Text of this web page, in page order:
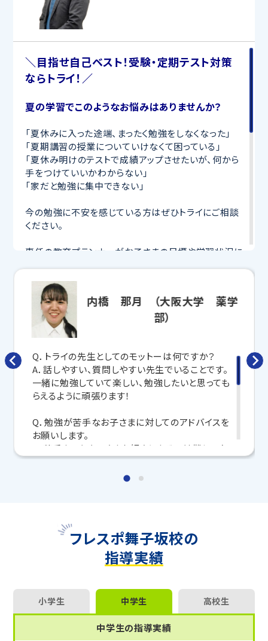
＼目指せ自己ベスト！受験・定期テスト対策
ならトライ！／
夏の学習でこのようなお悩みはありませんか？
「夏休みに入った途端、まったく勉強をしなくなった」
「夏期講習の授業についていけなくて困っている」
「夏休み明けのテストで成績アップさせたいが、何から
手をつけていいかわからない」
「家だと勉強に集中できない」
今の勉強に不安を感じている方はぜひトライにご相談
ください。
専任の教育プランナーがお子さまの目標や学習状況に
寧に教えてくれるから、効率良く成績アップを目指せま
さらに、授業日以外も利用できる「自習スペース」
要科目の対策ができる
します。
トライで一緒に、今までで一番成長できる夏にしよ
う！
マンツーマンの無料体験授業、学習相談、教室見学は
いつでも受付中です。
こちら
教室長兼教育プランナー 上田 修平
内橋 那月 （大阪大学 薬学
部）
Q．トライの先生としてのモットーは何ですか？
A．話しやすい、質問しやすい先生でいることです。
一緒に勉強していて楽しい、勉強したいと思っても
らえるように頑張ります！
Q．勉強が苦手なお子さまに対してのアドバイスを
お願いします。
A．苦手なことをいきなり好きになるのは難しいか
もしれませんが、一緒に勉強して楽しいと思える瞬
間を少しずつ増やしていきましょう。皆さんが楽しい
ジをお願いします。
A．トライでは生徒さん一人ひとりに合わせた授業
が受けられるので、苦手な科目を伸ばすことができ
る環境になっています。成績アップ・志望校合格の
フレスポ舞子坂校の
指導実績
小学生 中学生 高校生
中学生の指導実績